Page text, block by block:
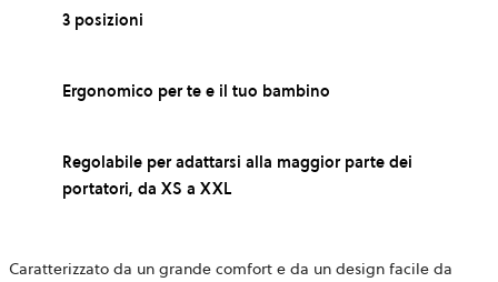
3 posizioni
Ergonomico per te e il tuo bambino
Regolabile per adattarsi alla maggior parte dei
portatori, da XS a XXL
Caratterizzato da un grande comfort e da un design facile da